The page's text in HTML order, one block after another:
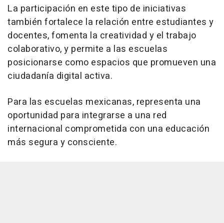
La participación en este tipo de iniciativas
también fortalece la relación entre estudiantes y
docentes, fomenta la creatividad y el trabajo
colaborativo, y permite a las escuelas
posicionarse como espacios que promueven una
ciudadanía digital activa.
Para las escuelas mexicanas, representa una
oportunidad para integrarse a una red
internacional comprometida con una educación
más segura y consciente.